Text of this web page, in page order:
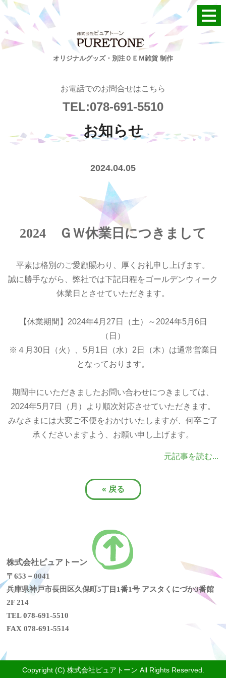
オリジナルグッズ・別注ＯＥＭ雑貨 制作
お電話でのお問合せはこちら
TEL:078-691-5510
お知らせ
2024.04.05
2024 ＧＷ休業日につきまして
平素は格別のご愛顧賜わり、厚くお礼申し上げます。
誠に勝手ながら、弊社では下記日程をゴールデンウィーク
休業日とさせていただきます。
【休業期間】2024年4月27日（土）～2024年5月6日
（日）
※４月30日（火）、5月1日（水）2日（木）は通常営業日
となっております。
期間中にいただきましたお問い合わせにつきましては、
2024年5月7日（月）より順次対応させていただきます。
みなさまには大変ご不便をおかけいたしますが、何卒ご了
承くださいますよう、お願い申し上げます。
元記事を読む...
« 戻る
株式会社ピュアトーン
〒653－0041
兵庫県神戸市長田区久保町5丁目1番1号 アスタくにづか3番館
2F 214
TEL 078-691-5510
FAX 078-691-5514
Copyright (C) 株式会社ピュアトーン All Rights Reserved.